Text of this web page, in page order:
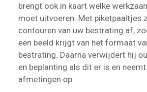
brengt ook in kaart welke
moet uitvoeren. Met piketpaaltjes
contouren van uw bestrating af,
een beeld krijgt van het formaat
bestrating. Daarna verwijdert hij
en beplanting als dit er is en
afmetingen op.